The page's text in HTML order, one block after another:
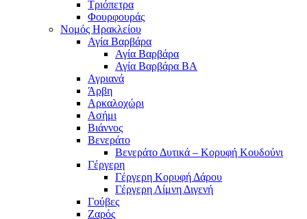
Τριόπετρα
Φουρφουράς
Νομός Ηρακλείου
Αγία Βαρβάρα
Αγία Βαρβάρα
Αγία Βαρβάρα ΒΑ
Αγριανά
Άρβη
Αρκαλοχώρι
Ασήμι
Βιάννος
Βενεράτο
Βενεράτο Δυτικά – Κορυφή Κουδούνι
Γέργερη
Γέργερη Κορυφή Δάρου
Γέργερη Λίμνη Διγενή
Γούβες
Ζαρός